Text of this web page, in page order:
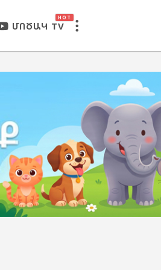
ՄՈԾԱԿ TV
HOT